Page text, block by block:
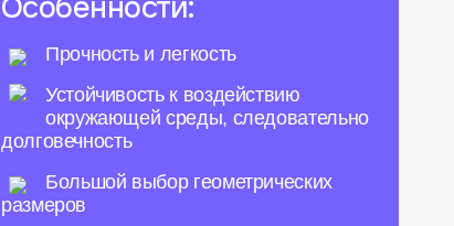
Прочность и легкость
Устойчивость к воздействию
окружающей среды, следовательно
долговечность
Большой выбор геометрических
размеров